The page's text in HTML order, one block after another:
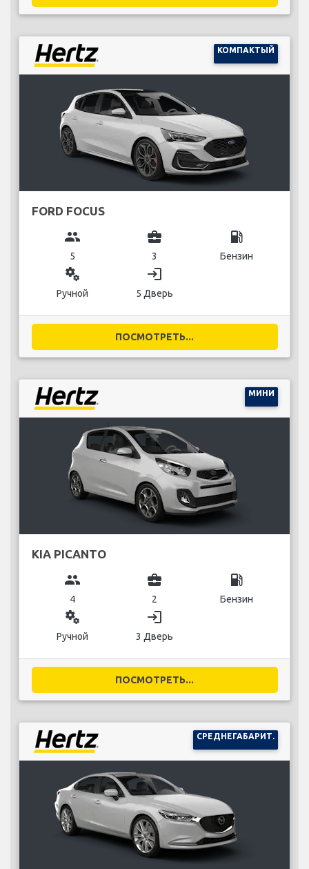
КОМПАКТЫЙ
FORD FOCUS
group
5
business_center
3
local_gas_station
Бензин
miscellaneous_services
Ручной
login
5 Дверь
ПОСМОТРЕТЬ...
МИНИ
KIA PICANTO
group
4
business_center
2
local_gas_station
Бензин
miscellaneous_services
Ручной
login
3 Дверь
ПОСМОТРЕТЬ...
СРЕДНЕГАБАРИТ.